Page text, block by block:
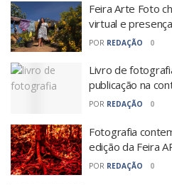
Feira Arte Foto
virtual e
POR REDAÇÃO 0
Livro de
publicação na
POR REDAÇÃO 0
Fotografia
edição da Feira
POR REDAÇÃO 0